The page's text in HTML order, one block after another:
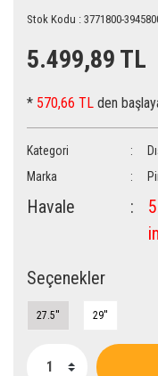
Stok Kodu : 3771800-
5.499,89 TL
* 570,66 TL den
Kategori
Marka
Havale
Seçenekler
27.5'' 29''